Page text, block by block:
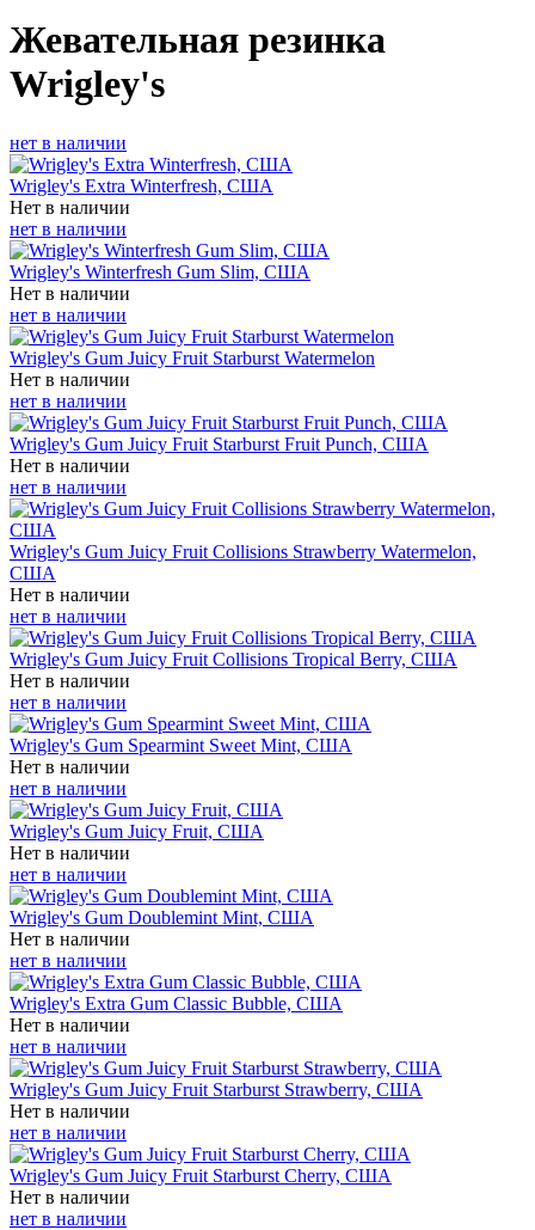
Жевательная резинка
Wrigley's
нет в наличии
Wrigley's Extra Winterfresh, США
Нет в наличии
нет в наличии
Wrigley's Winterfresh Gum Slim, США
Нет в наличии
нет в наличии
Wrigley's Gum Juicy Fruit Starburst Watermelon
Нет в наличии
нет в наличии
Wrigley's Gum Juicy Fruit Starburst Fruit Punch, США
Нет в наличии
нет в наличии
Wrigley's Gum Juicy Fruit Collisions Strawberry Watermelon,
США
Нет в наличии
нет в наличии
Wrigley's Gum Juicy Fruit Collisions Tropical Berry, США
Нет в наличии
нет в наличии
Wrigley's Gum Spearmint Sweet Mint, США
Нет в наличии
нет в наличии
Wrigley's Gum Juicy Fruit, США
Нет в наличии
нет в наличии
Wrigley's Gum Doublemint Mint, США
Нет в наличии
нет в наличии
Wrigley's Extra Gum Classic Bubble, США
Нет в наличии
нет в наличии
Wrigley's Gum Juicy Fruit Starburst Strawberry, США
Нет в наличии
нет в наличии
Wrigley's Gum Juicy Fruit Starburst Cherry, США
Нет в наличии
нет в наличии